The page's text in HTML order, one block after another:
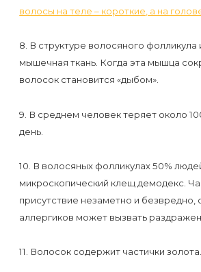
уходу
кожей
воском
или
воска
депиляции
волосы на теле – короткие, а на
8. В структуре волосяного
мышечная ткань. Когда эта мышца
волосок становится «дыбом».
9. В среднем человек теряет около
день.
10. В волосяных фолликулах 50%
микроскопический клещ демодекс.
присутствие незаметно и безвредно,
аллергиков может вызвать
11. Волосок содержит частички золота.